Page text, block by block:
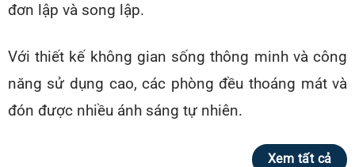
đơn lập và song lập.
Với thiết kế không gian sống thông minh và công
năng sử dụng cao, các phòng đều thoáng mát và
đón được nhiều ánh sáng tự nhiên.
Xem tất cả